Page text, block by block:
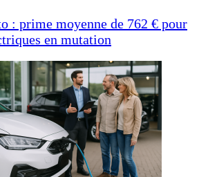
: prime moyenne de 762 € pour
en mutation